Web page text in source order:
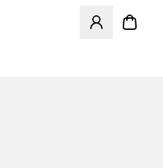
Öppnar en